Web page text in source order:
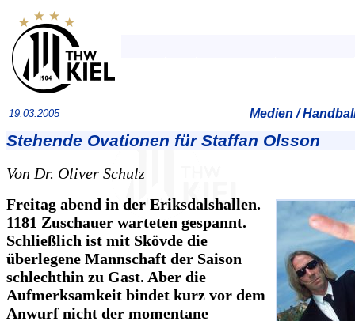
19.03.2005 Medien /
Stehende Ovationen für Staffan Olsson
Von Dr. Oliver Schulz
Freitag abend in der Eriksdalshallen.
1181 Zuschauer warteten gespannt.
Schließlich ist mit Skövde die
überlegene Mannschaft der Saison
schlechthin zu Gast. Aber die
Aufmerksamkeit bindet kurz vor dem
Anwurf nicht der momentane